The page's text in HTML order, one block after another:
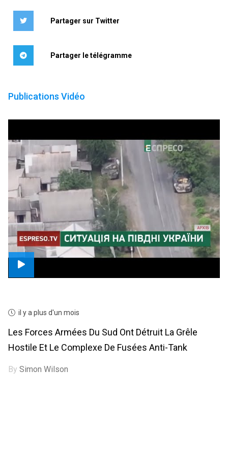
Partager sur Twitter
Partager le télégramme
Publications Vidéo
il y a plus d'un mois
Les Forces Armées Du Sud Ont Détruit La Grêle
Hostile Et Le Complexe De Fusées Anti-Tank
BySimon Wilson